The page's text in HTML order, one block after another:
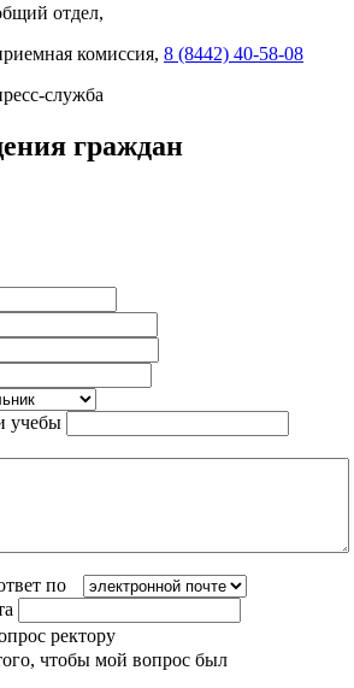
отдел,
комиссия, 8 (8442) 40-58-08
служба
граждан
учебы
по
ректору
чтобы мой вопрос был